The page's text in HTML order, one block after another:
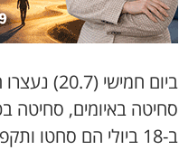
ביום
סחיטה באיומים, סחיטה
ב-18 ביולי הם סחטו